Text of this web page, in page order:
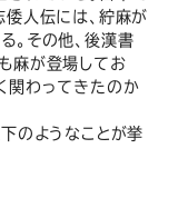
倭人伝には、紵麻が
。その他、後漢書
麻が登場してお
関わってきたのか
のようなことが挙